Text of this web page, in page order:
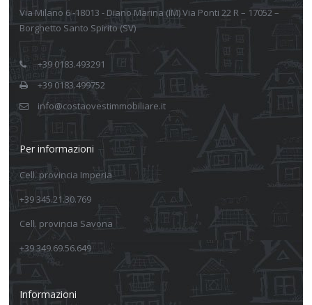
Via Milano 6 -18013 - Diano Marina (IM) Via Ponti 22 R – 17052 –
Borghetto Santo Spirito (SV)
+39 0183.493291
+39 0183.499752
info@costaovestimmobiliare.it
Per informazioni
Cell. provincia Imperia
+39 345.21.30.769
Cell. provincia Savona
+39 349.69.56.649
Informazioni